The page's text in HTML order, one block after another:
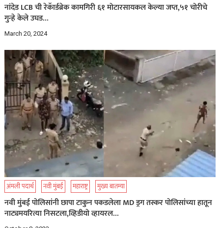
नांदेड LCB ची रेकॅार्डब्रेक कामगिरी ६१ मोटारसायकल केल्या जप्त,५१ चोरीचे
गुन्हे केले उघड…
March 20, 2024
अंमली पदार्थ नवी मुंबई महाराष्ट्र मुख्य बातम्या
नवी मुंबई पोलिसांनी छापा टाकुन पकडलेला MD ड्रग तस्कर पोलिसांच्या हातून
नाट्यमयरित्या निसटला,व्हिडीयो व्हायरल…